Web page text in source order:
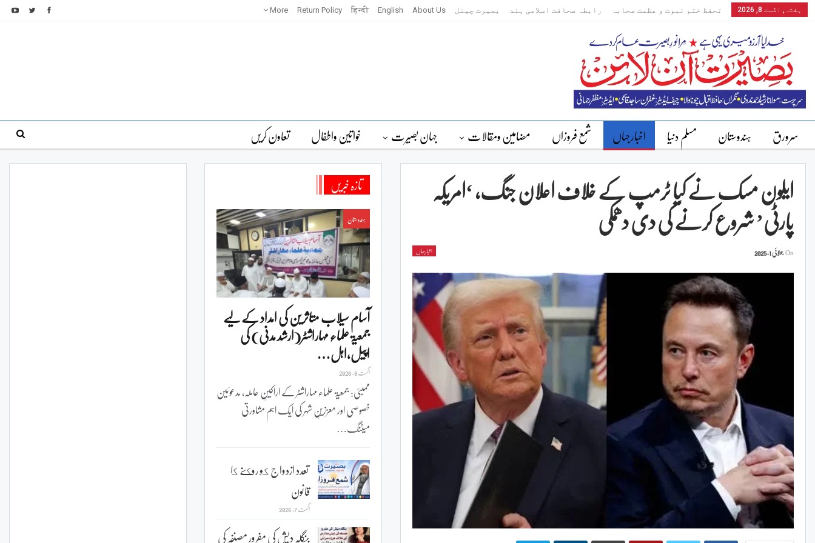
ہفتہ, اگست 8, 2026 تحفظ ختم نبوت و عظمت صحابہ رابطہ صحافت اسلامی ہند بصیرت چینل About Us
English
हिन्दी
Return Policy
More
سرورق ہندوستان مسلم دنیا اخبارجہاں شمع فروزاں مضامین ومقالات جہان بصیرت خواتین واطفال تعاون کریں
ایلون مسک نے کیا ٹرمپ کے خلاف اعلان جنگ، ‘امریکہ
پارٹی’ شروع کرنے کی دی دھمکی
اخبارجہاں Onجولائی 1, 2025
تازہ خبریں
ہندوستان
آسام سیلاب متاثرین کی امداد کے لیے
جمعیۃ علماء مہاراشٹر(ارشد مدنی) کی
اپیل،اہل…
اگست 8, 2026
ممبئی: جمعیۃ علماء مہاراشٹر کے اراکینِ عاملہ، مدعوئین
خصوصی اور معززینِ شہر کی ایک اہم مشاورتی
میٹنگ…
تعدد ازدواج كو روكنے كا
قانون
اگست 7, 2026
بنگلہ دیش کی مفرور مصنفہ کی